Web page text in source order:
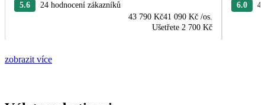
5.6
24 hodnocení zákazníků
43 790 Kč41 090 Kč /os.
Ušetřete 2 700 Kč
6.0 4
zobrazit více